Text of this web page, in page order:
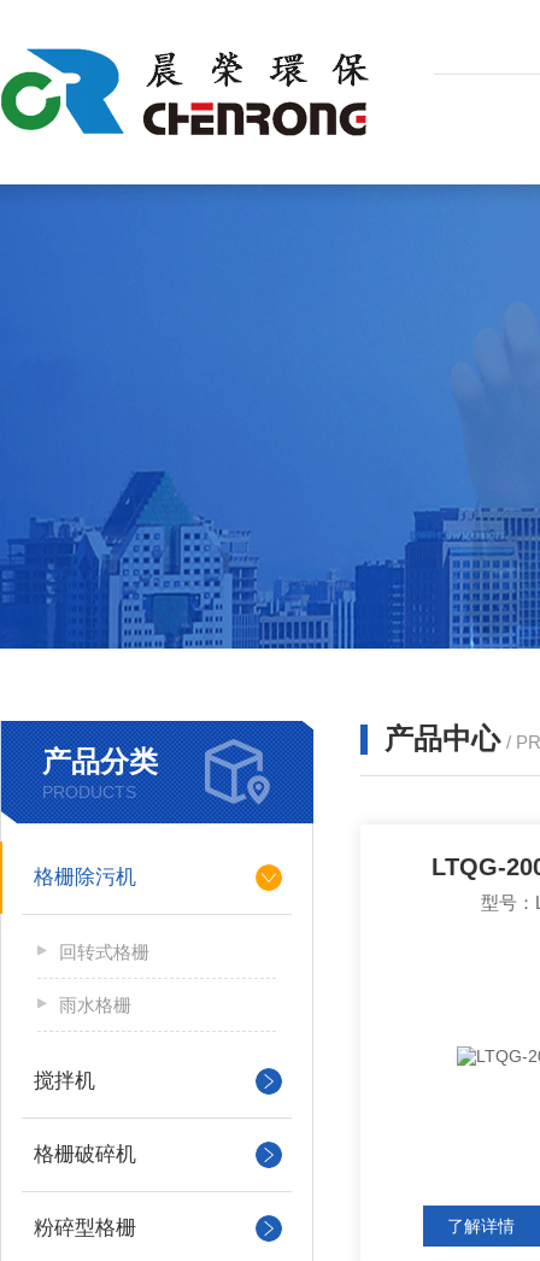
产品分类
PRODUCTS
格栅除污机
回转式格栅
雨水格栅
搅拌机
格栅破碎机
粉碎型格栅
产品中心 /
LTQG-
型号：
了解详情